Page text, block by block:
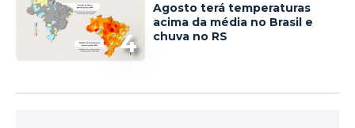
4
Agosto terá temperaturas
acima da média no Brasil e
chuva no RS